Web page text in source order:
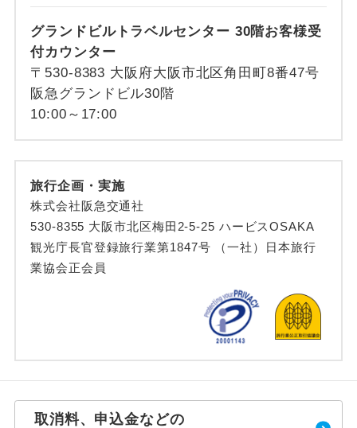
グランドビルトラベルセンター 30階お客様受
付カウンター
〒530-8383 大阪府大阪市北区角田町8番47号
阪急グランドビル30階
10:00～17:00
旅行企画・実施
株式会社阪急交通社
530-8355 大阪市北区梅田2-5-25 ハービスOSAKA
観光庁長官登録旅行業第1847号 （一社）日本旅行
業協会正会員
取消料、申込金などの